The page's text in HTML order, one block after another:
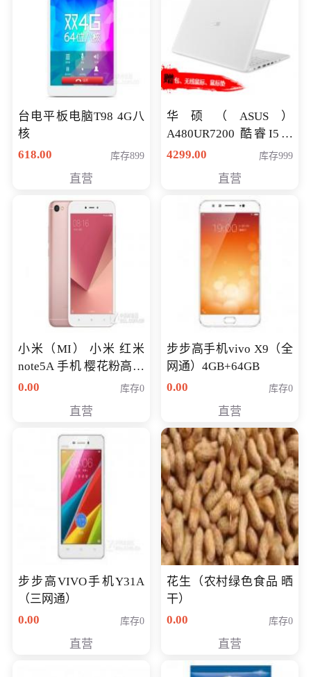
台电平板电脑T98 4G八
核
618.00
库存899
直营
华硕（ASUS）
A480UR7200 酷睿I5超
薄学生办公游戏独显笔
NV930-2G独
4299.00 库存999
直营
小米（MI） 小米 红米
note5A 手机 樱花粉高配
版 全网通(3G+32G)
0.00 库存0
直营
步步高手机vivo X9（全
网通）4GB+64GB
0.00
库存0
直营
步步高VIVO手机Y31A
（三网通）
0.00
库存0
直营
花生（农村绿色食品 晒
干）
0.00
库存0
直营